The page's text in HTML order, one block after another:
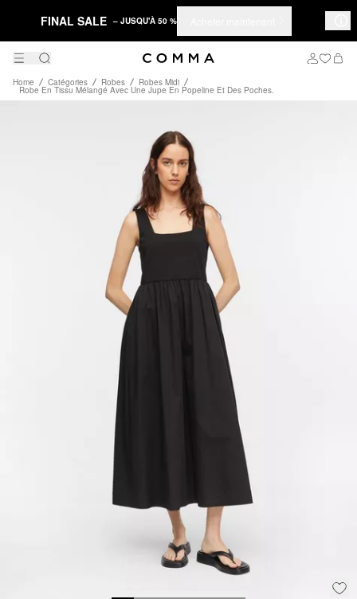
FINAL SALE – JUSQU'À 50 %
Home Catégories Robes Robes Midi
Robe En Tissu Mélangé Avec Une Jupe En Popeline Et Des Poches.